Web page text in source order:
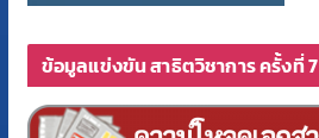
ข้อมูลแข่งขัน สาธิตวิชาการ ครั้งที่ 7